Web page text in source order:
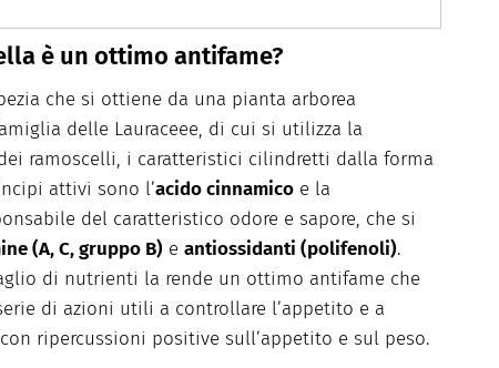
è un ottimo antifame?
che si ottiene da una pianta arborea
delle Lauraceee, di cui si utilizza la
ramoscelli, i caratteristici cilindretti dalla forma
attivi sono l’acido cinnamico e la
del caratteristico odore e sapore, che si
(A, C, gruppo B) e antiossidanti (polifenoli).
di nutrienti la rende un ottimo antifame che
di azioni utili a controllare l’appetito e a
ripercussioni positive sull’appetito e sul peso.